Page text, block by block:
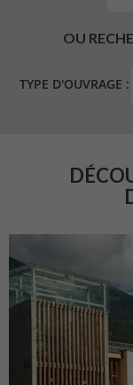
OU
TYPE D'OUVRAGE :